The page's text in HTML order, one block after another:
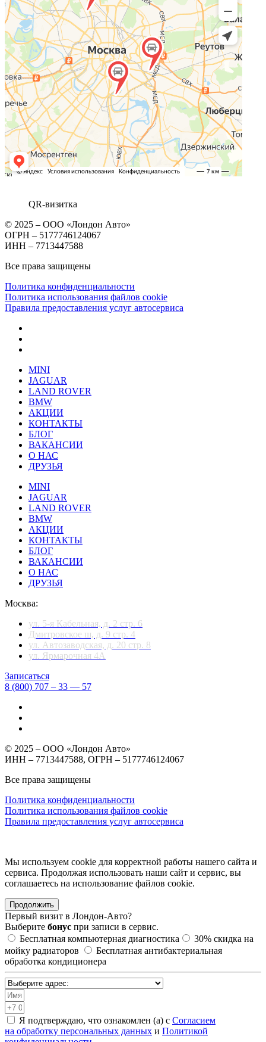
QR-визитка
© 2025 – ООО «Лондон Авто»
ОГРН – 5177746124067
ИНН – 7713447588
Все права защищены
Политика конфиденциальности
Политика использования файлов cookie
Правила предоставления услуг автосервиса
MINI
JAGUAR
LAND ROVER
BMW
АКЦИИ
КОНТАКТЫ
БЛОГ
ВАКАНСИИ
О НАС
ДРУЗЬЯ
MINI
JAGUAR
LAND ROVER
BMW
АКЦИИ
КОНТАКТЫ
БЛОГ
ВАКАНСИИ
О НАС
ДРУЗЬЯ
Москва:
ул. 5-я Кабельная, д. 2 стр. 6
Дмитровское ш, д. 9 стр. 4
ул. Автозаводская, д. 20 стр. 8
ул. Ярмарочная 4А
Записаться
8 (800) 707 – 33 — 57
© 2025 – ООО «Лондон Авто»
ИНН – 7713447588, ОГРН – 5177746124067
Все права защищены
Политика конфиденциальности
Политика использования файлов cookie
Правила предоставления услуг автосервиса
Мы используем cookie для корректной работы нашего сайта и
сервиса. Продолжая использовать наши сайт и сервис, вы
соглашаетесь на использование файлов сookie.
Продолжить
Первый визит в Лондон-Авто?
Выберите бонус при записи в сервис.
Бесплатная компьютерная диагностика
30% скидка на
мойку радиаторов
Бесплатная антибактериальная
обработка кондиционера
Я подтверждаю, что ознакомлен (а) с Согласием
на обработку персональных данных и Политикой